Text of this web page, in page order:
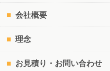
会社概要
理念
お見積り・お問い合わせ